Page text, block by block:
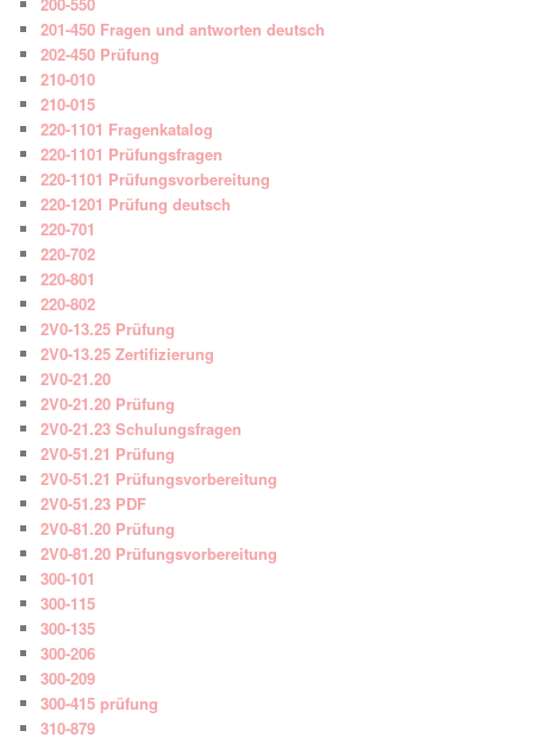
201-450 Fragen und antworten deutsch
202-450 Prüfung
210-010
210-015
220-1101 Fragenkatalog
220-1101 Prüfungsfragen
220-1101 Prüfungsvorbereitung
220-1201 Prüfung deutsch
220-701
220-702
220-801
220-802
2V0-13.25 Prüfung
2V0-13.25 Zertifizierung
2V0-21.20
2V0-21.20 Prüfung
2V0-21.23 Schulungsfragen
2V0-51.21 Prüfung
2V0-51.21 Prüfungsvorbereitung
2V0-51.23 PDF
2V0-81.20 Prüfung
2V0-81.20 Prüfungsvorbereitung
300-101
300-115
300-135
300-206
300-209
300-415 prüfung
310-879